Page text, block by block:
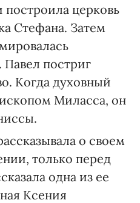
построила церковь
Стефана. Затем
постриг
Когда духовный
Миласса, он
о своем
только перед
одна из ее
Ксения